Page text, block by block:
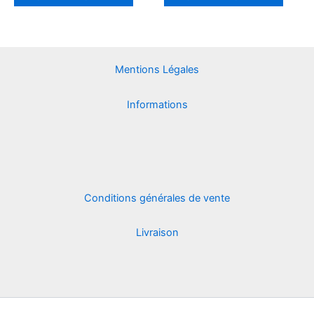
Mentions Légales
Informations
Conditions générales de vente
Livraison